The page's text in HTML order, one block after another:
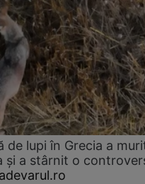
de lupi în Grecia a
și a stârnit o
adevarul.ro